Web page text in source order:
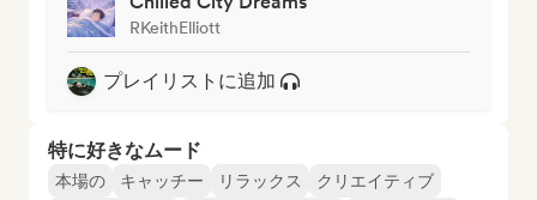
RKeithElliott
プレイリストに追加
特に好きなムード
本場の キャッチー リラックス
クリエイティブ